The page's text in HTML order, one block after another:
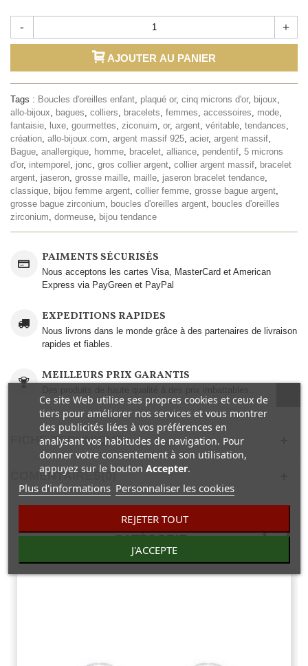
- +
AJOUTER AU PANIER
Tags : Boucles d'oreilles enfant, plaqué or, cinq microns d'or, bijoux,
allo-bijoux, bagues, colliers, bracelets, femmes, accessoires, mode,
fantaisie, luxe, gourmettes, ziconuim, or, argent, véritable, tendances,
création, allo-bijoux.com, argent massif 925, acier, argent massif,
Bague, anallergique, homme, bracelet, alliance, pendentif, 5 microns
d'or, intemporel , jonc, gros collier argent, collier argent massif, bracelet
argent, jaseron, grosse maille, maille, jaseron bracelet tendance,
classique, bijou femme argent, collier femme, grosse bague argent,
grosse bague zirconium, boucles d'oreilles argent, boucles d'oreilles
zirconium, dormeuse, bijou tendance
PAIMENTS SÉCURISÉS
Nous acceptons les cartes Visa, MasterCard et American
Express via PayGreen et PayPal
EXPEDITIONS RAPIDES
Nous livrons dans le monde grâce à des partenaires de livraison
rapides et fiables.
MEILLEURS PRIX GARANTIS
FICHE TECHNIQUE
COMENTAIRES(0)
30 AUTRES PRODUITS DANS LA MÊME
CATÉGORIE :
Ce site Web utilise ses propres cookies et ceux de
tiers pour améliorer nos services et vous montrer
des publicités liées à vos préférences en
analysant vos habitudes de navigation. Pour
donner votre consentement à son utilisation,
appuyez sur le bouton Accepter.
Plus d'informations Personnaliser les cookies
REJETER TOUT
J'ACCEPTE